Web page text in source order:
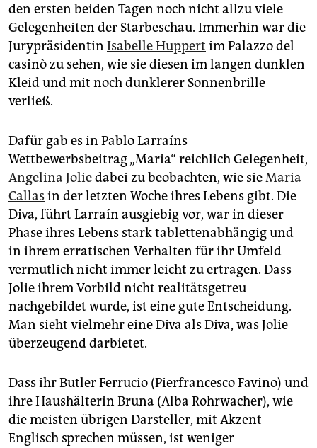
den ersten beiden Tagen noch nicht allzu viele
Gelegenheiten der Starbeschau. Immerhin war die
Jurypräsidentin Isabelle Huppert im Palazzo del
casinò zu sehen, wie sie diesen im langen dunklen
Kleid und mit noch dunklerer Sonnenbrille
verließ.
Dafür gab es in Pablo Larraíns
Wettbewerbsbeitrag „Maria“ reichlich Gelegenheit,
Angelina Joliedabei zu beobachten, wie sieMaria
Callas in der letzten Woche ihres Lebens gibt. Die
Diva, führt Larraín ausgiebig vor, war in dieser
Phase ihres Lebens stark tablettenabhängig und
in ihrem erratischen Verhalten für ihr Umfeld
vermutlich nicht immer leicht zu ertragen. Dass
Jolie ihrem Vorbild nicht realitätsgetreu
nachgebildet wurde, ist eine gute Entscheidung.
Man sieht vielmehr eine Diva als Diva, was Jolie
überzeugend darbietet.
Dass ihr Butler Ferrucio (Pierfrancesco Favino) und
ihre Haushälterin Bruna (Alba Rohrwacher), wie
die meisten übrigen Darsteller, mit Akzent
Englisch sprechen müssen, ist weniger